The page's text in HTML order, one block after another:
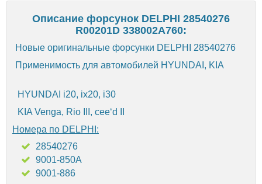
Описание форсунок DELPHI 28540276
R00201D 338002A760:
Новые оригинальные форсунки DELPHI 28540276
Применимость для автомобилей HYUNDAI, KIA
HYUNDAI i20, ix20, i30
KIA Venga, Rio III, cee‘d II
Номера по DELPHI:
28540276
9001-850A
9001-886